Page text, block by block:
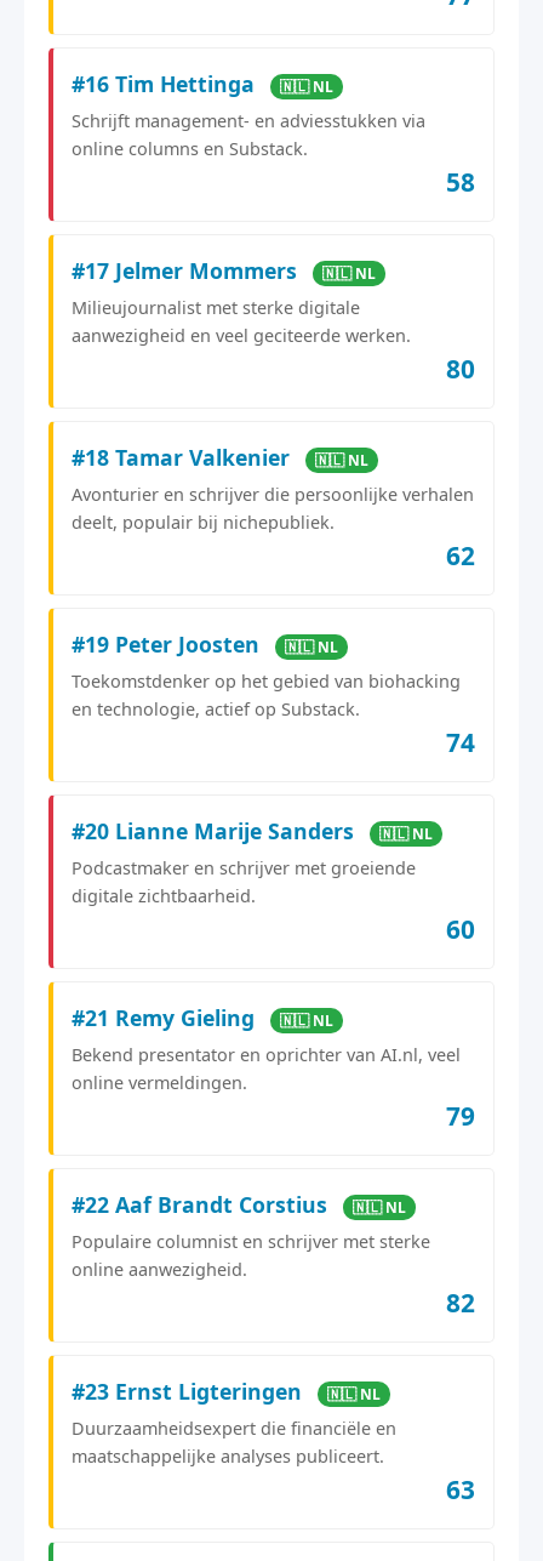
#16 Tim Hettinga 🇳🇱 NL
Schrijft management- en adviesstukken via
online columns en Substack.
58
#17 Jelmer Mommers 🇳🇱 NL
Milieujournalist met sterke digitale
aanwezigheid en veel geciteerde werken.
80
#18 Tamar Valkenier 🇳🇱 NL
Avonturier en schrijver die persoonlijke verhalen
deelt, populair bij nichepubliek.
62
#19 Peter Joosten 🇳🇱 NL
Toekomstdenker op het gebied van biohacking
en technologie, actief op Substack.
74
#20 Lianne Marije Sanders 🇳🇱 NL
Podcastmaker en schrijver met groeiende
digitale zichtbaarheid.
60
#21 Remy Gieling 🇳🇱 NL
Bekend presentator en oprichter van AI.nl, veel
online vermeldingen.
79
#22 Aaf Brandt Corstius 🇳🇱 NL
Populaire columnist en schrijver met sterke
online aanwezigheid.
82
#23 Ernst Ligteringen 🇳🇱 NL
Duurzaamheidsexpert die financiële en
maatschappelijke analyses publiceert.
63